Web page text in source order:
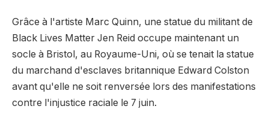
Grâce à l'artiste Marc Quinn, une statue du militant de
Black Lives Matter Jen Reid occupe maintenant un
socle à Bristol, au Royaume-Uni, où se tenait la statue
du marchand d'esclaves britannique Edward Colston
avant qu'elle ne soit renversée lors des manifestations
contre l'injustice raciale le 7 juin.